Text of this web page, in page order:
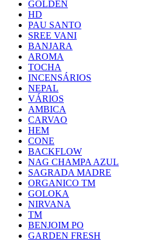
GOLDEN
HD
PAU SANTO
SREE VANI
BANJARA
AROMA
TOCHA
INCENSÁRIOS
NEPAL
VÁRIOS
AMBICA
CARVAO
HEM
CONE
BACKFLOW
NAG CHAMPA AZUL
SAGRADA MADRE
ORGANICO TM
GOLOKA
NIRVANA
TM
BENJOIM PO
GARDEN FRESH